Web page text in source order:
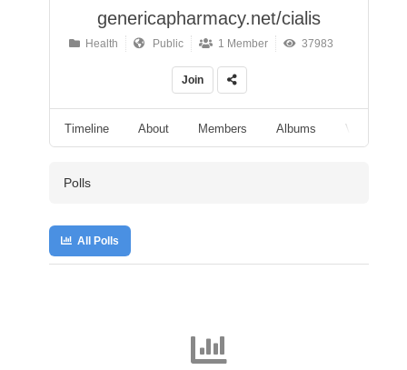
genericapharmacy.net/cialis
Health Public 1 Member 37983
Join
Timeline About Members Albums Videos
Polls
All Polls